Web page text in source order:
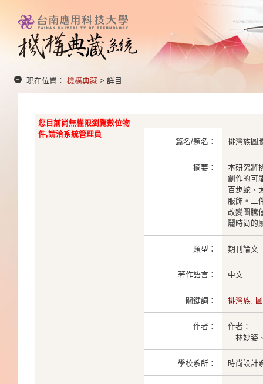
現在位置： 機構典藏 > 詳目
您目前尚無權限瀏覽數位物
件,請洽系統管理員
篇名/題名：
排灣族圖
摘要：
本研究將
創作的可
百步蛇、
服飾。三
改變圖騰
麗時尚的
類型： 期刊論文
著作語言： 中文
關鍵詞： 排灣族,
作者：
作者：
林妙姿
學校系所： 時尚設計